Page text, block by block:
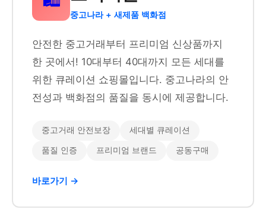
중고나라 + 새제품 백화점
안전한 중고거래부터 프리미엄 신상품까지
한 곳에서! 10대부터 40대까지 모든 세대를
위한 큐레이션 쇼핑몰입니다. 중고나라의 안
전성과 백화점의 품질을 동시에 제공합니다.
중고거래 안전보장 세대별 큐레이션
품질 인증 프리미엄 브랜드 공동구매
바로가기 →